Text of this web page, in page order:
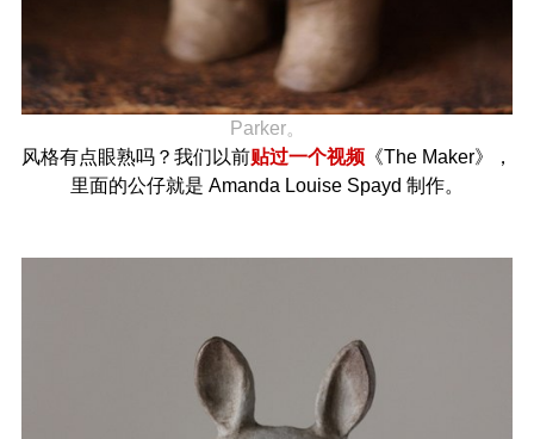
Parker。
风格有点眼熟吗？我们以前贴过一个视频 《The Maker》，
里面的公仔就是 Amanda Louise Spayd 制作。